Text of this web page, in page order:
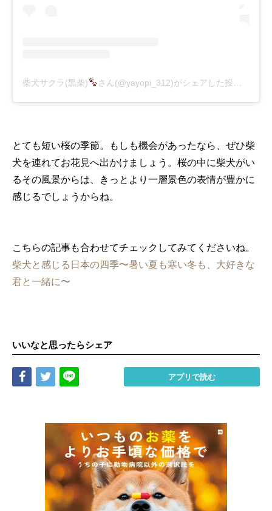
柴犬サクラ(黒柴) さん(@yayopi_312)がシェアした投稿
とても短い桜の季節。もしも機会があったなら、ぜひ柴
犬を連れてお花見へ出かけましょう。桜の中に柴犬がい
るその風景からは、きっとより一層景色の表情が豊かに
感じるでしょうからね。
こちらの記事も合わせてチェックしてみてくださいね。
柴犬と感じる日本の四季〜暑い夏も寒い冬も、大好きな
君と一緒に〜
いいなと思ったらシェア
Share Tweet アプリで読む